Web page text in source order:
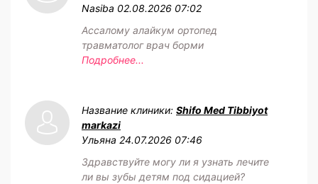
Nasiba 02.08.2026 07:02
Ассалому алайкум ортопед
травматолог врач борми
Подробнее...
Название клиники: Shifo Med Tibbiyot
markazi
Ульяна 24.07.2026 07:46
Здравствуйте могу ли я узнать лечите
ли вы зубы детям под сидацией?